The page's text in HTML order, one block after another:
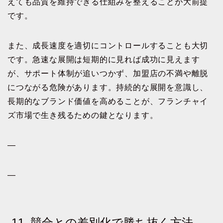
です。
また、成長速度を適切にコントロールすることも大切
です。急速な展開は短期的に見れば成功に見えます
が、サポート体制が追いつかず、加盟店の不満や離脱
につながる危険があります。持続的な展開を意識し、
長期的なブランド価値を高めることが、フランチャイ
ズ市場で生き残るための鍵となります。
—
—